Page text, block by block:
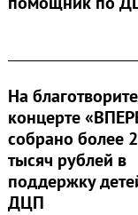
На
концерте
собрано более
тысяч рублей в
поддержку
ДЦП
for: